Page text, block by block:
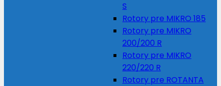
S
Rotory pre MIKRO 185
Rotory pre MIKRO
200/200 R
Rotory pre MIKRO
220/220 R
Rotory pre ROTANTA